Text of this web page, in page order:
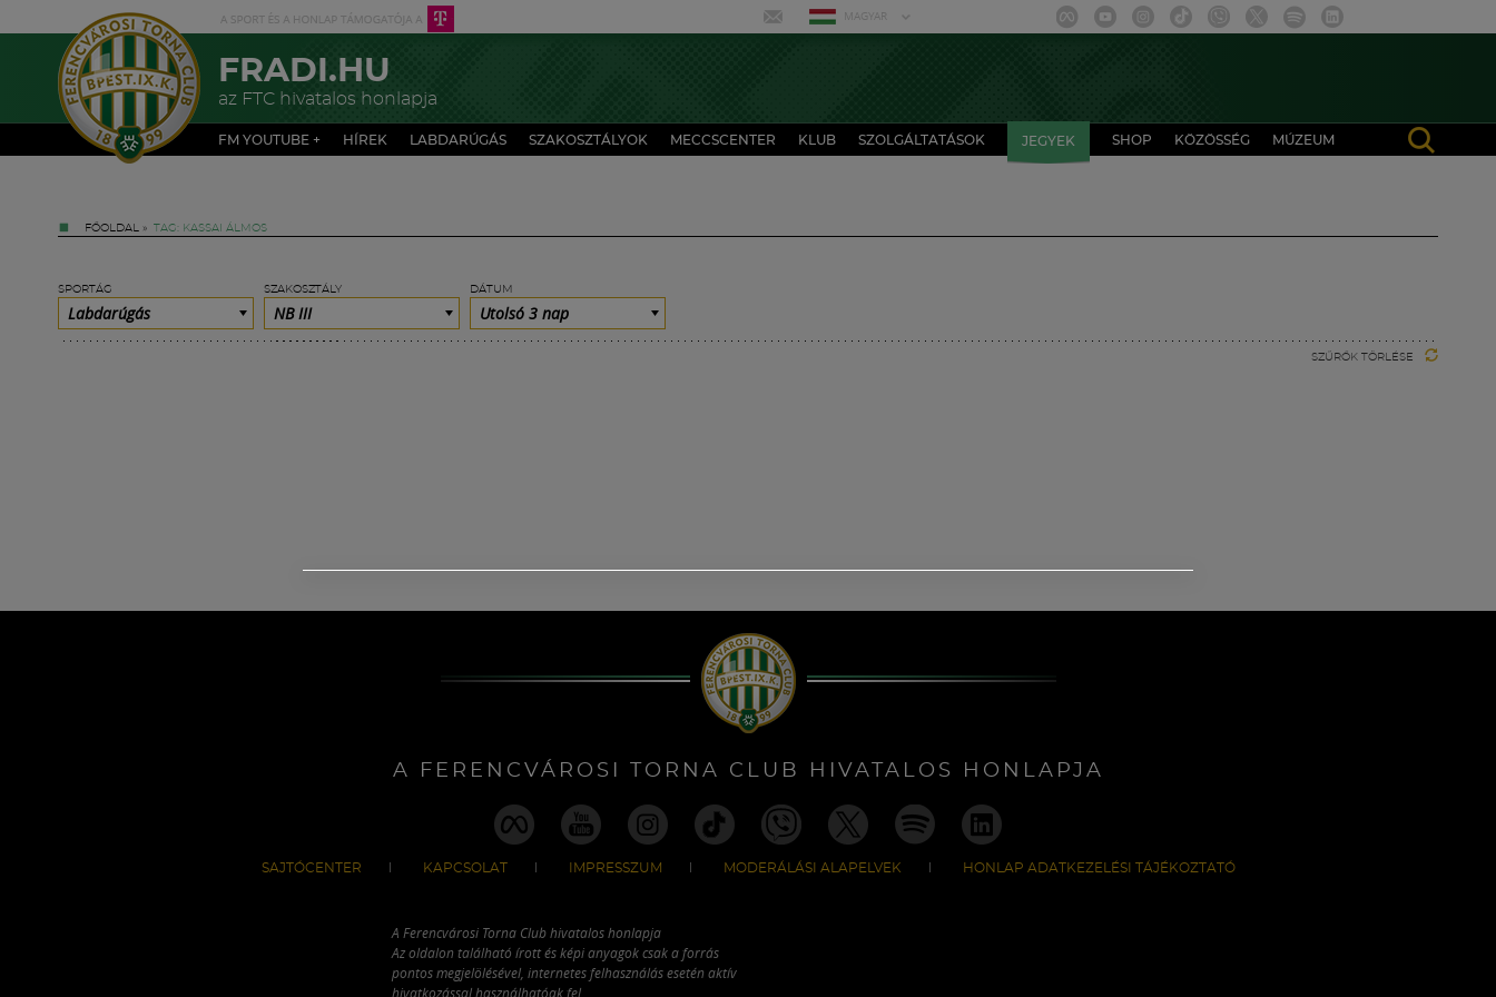
MAGYAR
FRADI.HU
az FTC hivatalos honlapja
FM YOUTUBE + HÍREK LABDARÚGÁS SZAKOSZTÁLYOK MECCSCENTER KLUB SZOLGÁLTATÁSOK JEGYEK SHOP KÖZÖSSÉG MÚZEUM
FŐOLDAL » TAG: KASSAI ÁLMOS
SPORTÁG
Labdarúgás
SZAKOSZTÁLY
NB III
DÁTUM
Utolsó 3 nap
SZŰRŐK TÖRLÉSE
A FERENCVÁROSI TORNA CLUB HIVATALOS HONLAPJA
SAJTÓCENTER KAPCSOLAT IMPRESSZUM MODERÁLÁSI ALAPELVEK HONLAP ADATKEZELÉSI TÁJÉKOZTATÓ
A Ferencvárosi Torna Club hivatalos honlapja
Az oldalon található írott és képi anyagok csak a forrás
pontos megjelölésével, internetes felhasználás esetén aktív
hivatkozással használhatóak fel.